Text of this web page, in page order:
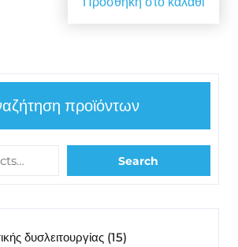
προϊόντων
Search
δυσλειτουργίας 1515